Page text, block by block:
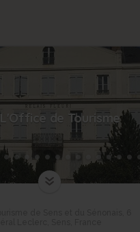
L'Office de Tourisme